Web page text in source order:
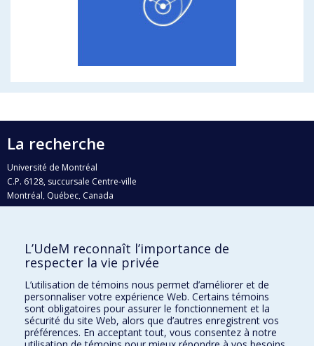
La recherche
Université de Montréal
C.P. 6128, succursale Centre-ville
Montréal, Québec, Canada
H3C 3J7
Qui fait quoi?
Nous trouver
Plan du site
Accessibilité
L’UdeM reconnaît l’importance de
respecter la vie privée
L’utilisation de témoins nous permet d’améliorer et de
personnaliser votre expérience Web. Certains témoins
sont obligatoires pour assurer le fonctionnement et la
sécurité du site Web, alors que d’autres enregistrent vos
préférences. En acceptant tout, vous consentez à notre